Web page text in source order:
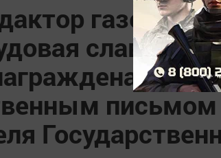
газеты
слава»)
письмом